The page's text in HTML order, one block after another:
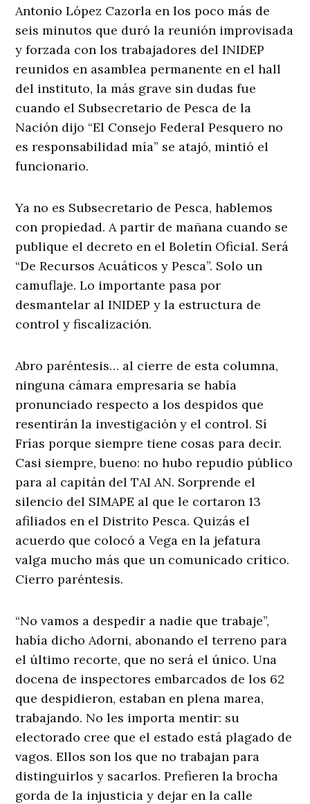
Antonio López Cazorla en los poco más de
seis minutos que duró la reunión improvisada
y forzada con los trabajadores del INIDEP
reunidos en asamblea permanente en el hall
del instituto, la más grave sin dudas fue
cuando el Subsecretario de Pesca de la
Nación dijo “El Consejo Federal Pesquero no
es responsabilidad mía” se atajó, mintió el
funcionario.
Ya no es Subsecretario de Pesca, hablemos
con propiedad. A partir de mañana cuando se
publique el decreto en el Boletín Oficial. Será
“De Recursos Acuáticos y Pesca”. Solo un
camuflaje. Lo importante pasa por
desmantelar al INIDEP y la estructura de
control y fiscalización.
Abro paréntesis… al cierre de esta columna,
ninguna cámara empresaria se había
pronunciado respecto a los despidos que
resentirán la investigación y el control. Sí
Frías porque siempre tiene cosas para decir.
Casi siempre, bueno: no hubo repudio público
para al capitán del TAI AN. Sorprende el
silencio del SIMAPE al que le cortaron 13
afiliados en el Distrito Pesca. Quizás el
acuerdo que colocó a Vega en la jefatura
valga mucho más que un comunicado crítico.
Cierro paréntesis.
“No vamos a despedir a nadie que trabaje”,
había dicho Adorni, abonando el terreno para
el último recorte, que no será el único. Una
docena de inspectores embarcados de los 62
que despidieron, estaban en plena marea,
trabajando. No les importa mentir: su
electorado cree que el estado está plagado de
vagos. Ellos son los que no trabajan para
distinguirlos y sacarlos. Prefieren la brocha
gorda de la injusticia y dejar en la calle